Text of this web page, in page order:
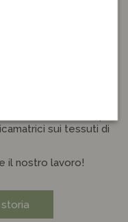
sui tessuti di
il nostro lavoro!